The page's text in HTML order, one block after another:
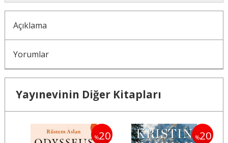
Açıklama
Yorumlar
Yayınevinin Diğer Kitapları
%20 %20